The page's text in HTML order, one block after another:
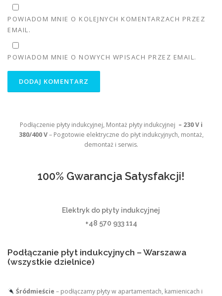
POWIADOM MNIE O KOLEJNYCH KOMENTARZACH PRZEZ
EMAIL.
POWIADOM MNIE O NOWYCH WPISACH PRZEZ EMAIL.
Podłączenie płyty indukcyjnej, Montaż płyty indukcyjnej – 230 V i
380/400 V– Pogotowie elektryczne do płyt indukcyjnych, montaż,
demontaż i serwis.
100% Gwarancja Satysfakcji!
Elektryk do płyty indukcyjnej
+48 570 933 114
Podłączanie płyt indukcyjnych – Warszawa
(wszystkie dzielnice)
Śródmieście – podłączamy płyty w apartamentach, kamienicach i